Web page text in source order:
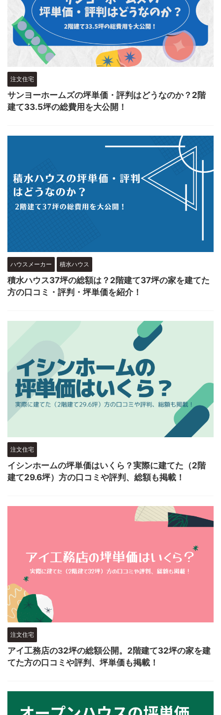
注文住宅
サンヨーホームズの坪単価・評判はどうなのか？2階
建て33.5坪の総費用を大公開！
ハウスメーカー 積水ハウス
積水ハウス37坪の総額は？2階建て37坪の家を建てた
方の口コミ・評判・坪単価を紹介！
注文住宅
イシンホームの坪単価はいくら？実際に建てた（2階
建て29.6坪）方の口コミや評判、総額も掲載！
注文住宅
アイ工務店の32坪の総額公開。2階建て32坪の家を建
てた方の口コミや評判、坪単価も掲載！